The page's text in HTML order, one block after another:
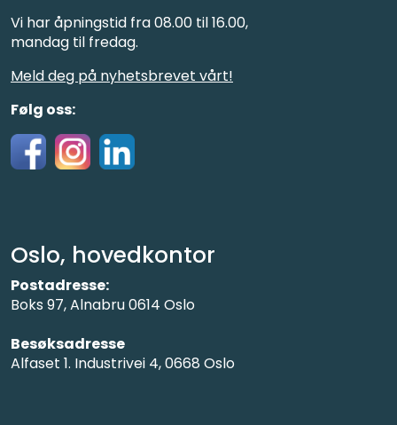
Vi har åpningstid fra 08.00 til 16.00,
mandag til fredag.
Meld deg på nyhetsbrevet vårt!
Følg oss:
Oslo, hovedkontor
Postadresse:
Boks 97, Alnabru 0614 Oslo
Besøksadresse
Alfaset 1. Industrivei 4, 0668 Oslo